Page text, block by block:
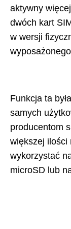
aktywny
dwóch kart
w wersji
Funkcja ta
samych
producentom
większej ilości
wykorzystać
microSD lub